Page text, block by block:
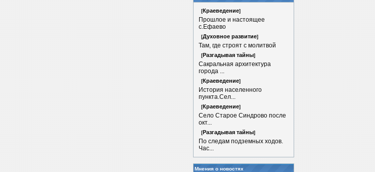
[Краеведение]
Прошлое и настоящее
с.Ефаево
[Духовное развитие]
Там, где строят с молитвой
[Разгадывая тайны]
Сакральная архитектура
города ...
[Краеведение]
История населенного
пункта.Сел...
[Краеведение]
Село Старое Синдрово после
окт...
[Разгадывая тайны]
По следам подземных ходов.
Час...
Мнения о новостях